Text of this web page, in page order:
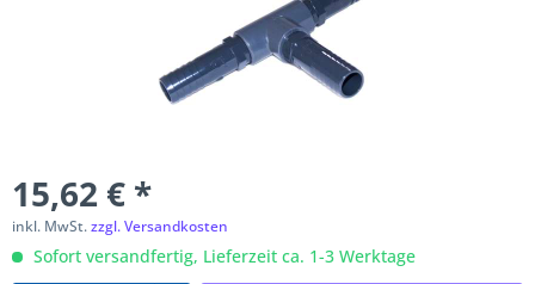
15,62 € *
inkl. MwSt.zzgl. Versandkosten
Sofort versandfertig, Lieferzeit ca. 1-3 Werktage